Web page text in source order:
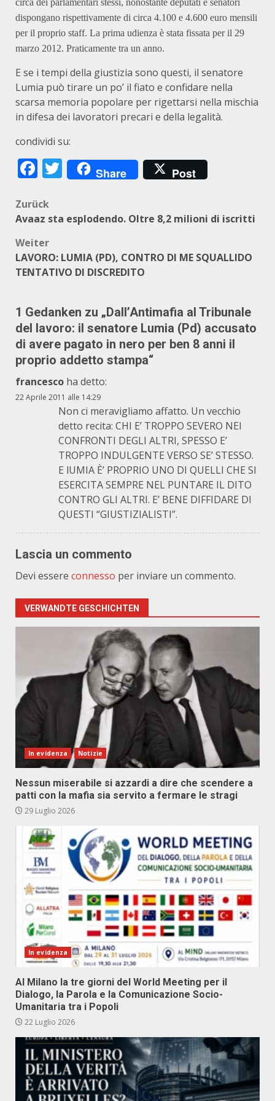
circa dei parlamentari stessi, nonostante deputati e senatori
dispongano rispettivamente di circa 4.100 e 4.600 euro mensili
per il proprio staff. La prima udienza è stata fissata per il 29
marzo 2012. Praticamente tra un anno.
E se i tempi della giustizia sono questi, il senatore
Lumia può tirare un po’ il fiato e confidare nella
scarsa memoria popolare per rigettarsi nella mischia
in difesa dei lavoratori precari e della legalità.
condividi su:
Facebook
Twitter
Share Post
Beitragsnavigation
Zurück
Avaaz sta esplodendo. Oltre 8,2 milioni di iscritti
Weiter
LAVORO: LUMIA (PD), CONTRO DI ME SQUALLIDO
TENTATIVO DI DISCREDITO
1 Gedanken zu „Dall’Antimafia al Tribunale
del lavoro: il senatore Lumia (Pd) accusato
di avere pagato in nero per ben 8 anni il
proprio addetto stampa“
francesco ha detto:
22 Aprile 2011 alle 14:29
Non ci meravigliamo affatto. Un vecchio
detto recita: CHI E’ TROPPO SEVERO NEI
CONFRONTI DEGLI ALTRI, SPESSO E’
TROPPO INDULGENTE VERSO SE’ STESSO.
E lUMIA È’ PROPRIO UNO DI QUELLI CHE SI
ESERCITA SEMPRE NEL PUNTARE IL DITO
CONTRO GLI ALTRI. E’ BENE DIFFIDARE DI
QUESTI “GIUSTIZIALISTI”.
Lascia un commento
Devi essere connesso per inviare un commento.
VERWANDTE GESCHICHTEN
In evidenza Notizie
Nessun miserabile si azzardi a dire che scendere a
patti con la mafia sia servito a fermare le stragi
29 Luglio 2026
In evidenza
Al Milano la tre giorni del World Meeting per il
Dialogo, la Parola e la Comunicazione Socio-
Umanitaria tra i Popoli
22 Luglio 2026